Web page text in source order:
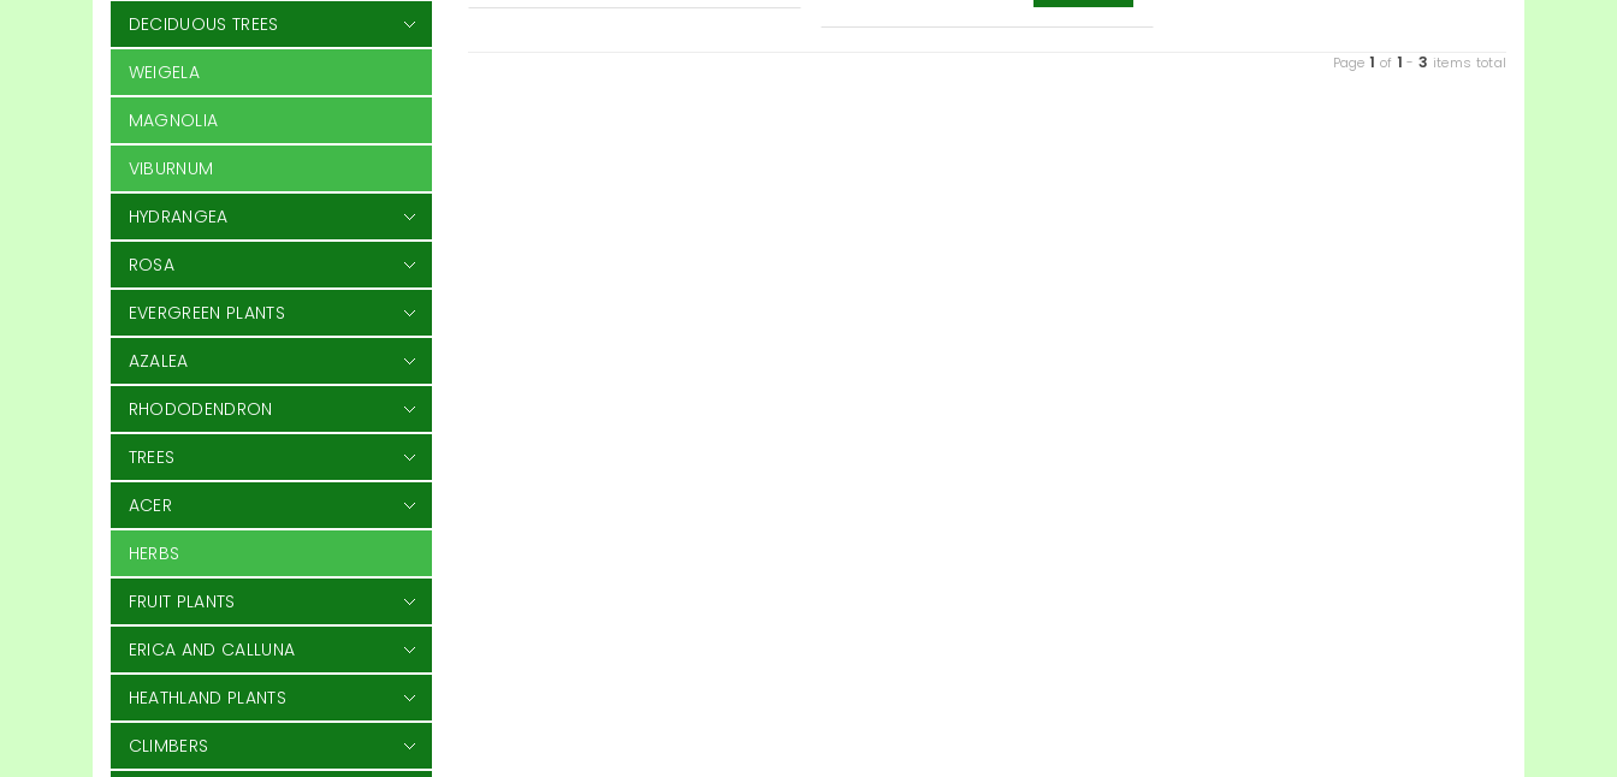
DECIDUOUS TREES
WEIGELA
MAGNOLIA
VIBURNUM
HYDRANGEA
ROSA
EVERGREEN PLANTS
AZALEA
RHODODENDRON
TREES
ACER
HERBS
FRUIT PLANTS
ERICA AND CALLUNA
HEATHLAND PLANTS
CLIMBERS
Page1 of 1 -3 items total